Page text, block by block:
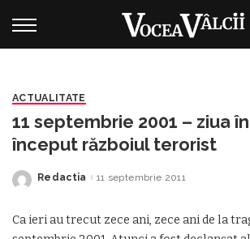
ACTUALITATE
11 septembrie 2001 – ziua
început războiul terorist
Posted
Redactia 11 septembrie 2011
Ca ieri au trecut zece ani, zece ani de la